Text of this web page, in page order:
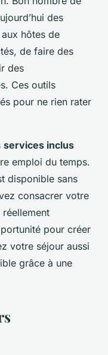
des
hôtes de
de faire des
des
Ces outils
pour ne rien rater
services inclus
emploi du temps.
disponible sans
consacrer votre
pour créer
votre séjour aussi
grâce à une